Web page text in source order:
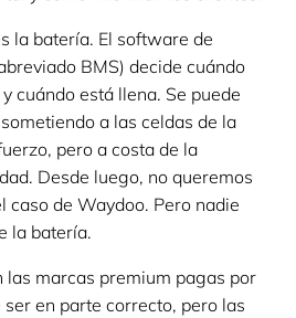
la batería. El software de
BMS) decide cuándo
cuándo está llena. Se puede
a las celdas de la
pero a costa de la
Desde luego, no queremos
caso de Waydoo. Pero nadie
la batería.
las marcas premium pagas por
en parte correcto, pero las